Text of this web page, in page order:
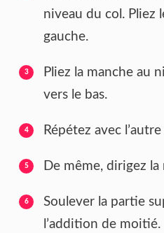
niveau du col. Pliez
gauche.
Pliez la manche au
vers le bas.
Répétez avec
De même, dirigez la
Soulever la partie
l’addition de moitié.